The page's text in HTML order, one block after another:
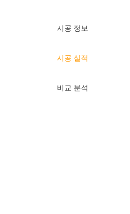
시공 정보
시공 실적
비교 분석